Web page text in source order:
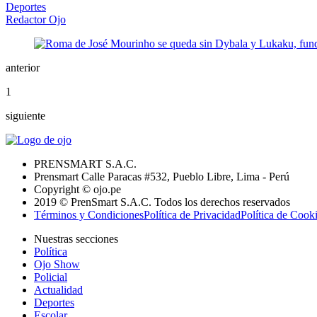
Deportes
Redactor Ojo
anterior
1
siguiente
PRENSMART S.A.C.
Prensmart Calle Paracas #532, Pueblo Libre, Lima - Perú
Copyright © ojo.pe
2019 © PrenSmart S.A.C. Todos los derechos reservados
Términos y CondicionesPolítica de PrivacidadPolítica de
Nuestras secciones
Política
Ojo Show
Policial
Actualidad
Deportes